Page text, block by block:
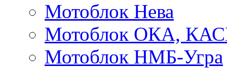
Мотоблок Нева
Мотоблок ОКА,
Мотоблок НМБ-Угра